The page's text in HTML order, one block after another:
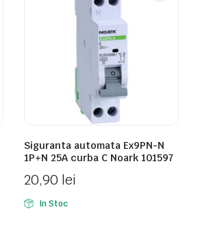
Siguranta automata Ex9PN-N
1P+N 25A curba C Noark 101597
20,90 lei
In Stoc